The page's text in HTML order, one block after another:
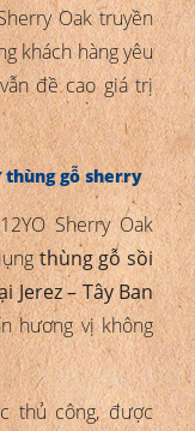
Oak truyền
khách hàng yêu
đề cao giá trị
gỗ sherry
Sherry Oak
thùng gỗ sồi
Jerez – Tây Ban
hương vị không
thủ công, được